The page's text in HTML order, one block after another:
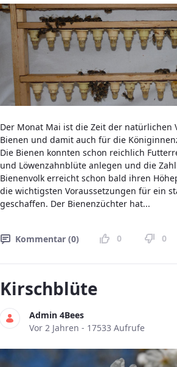
Der Monat Mai ist die Zeit der natürlichen
Bienen und damit auch für die
Die Bienen konnten schon reichlich
und Löwenzahnblüte anlegen und die
Bienenvolk erreicht schon bald ihren
die wichtigsten Voraussetzungen für ein
geschaffen. Der Bienenzüchter hat...
Kommentar (0) 0 0
Kirschblüte
Admin 4Bees
Publikationsdatum
Vor 2 Jahren - 17533 Aufrufe